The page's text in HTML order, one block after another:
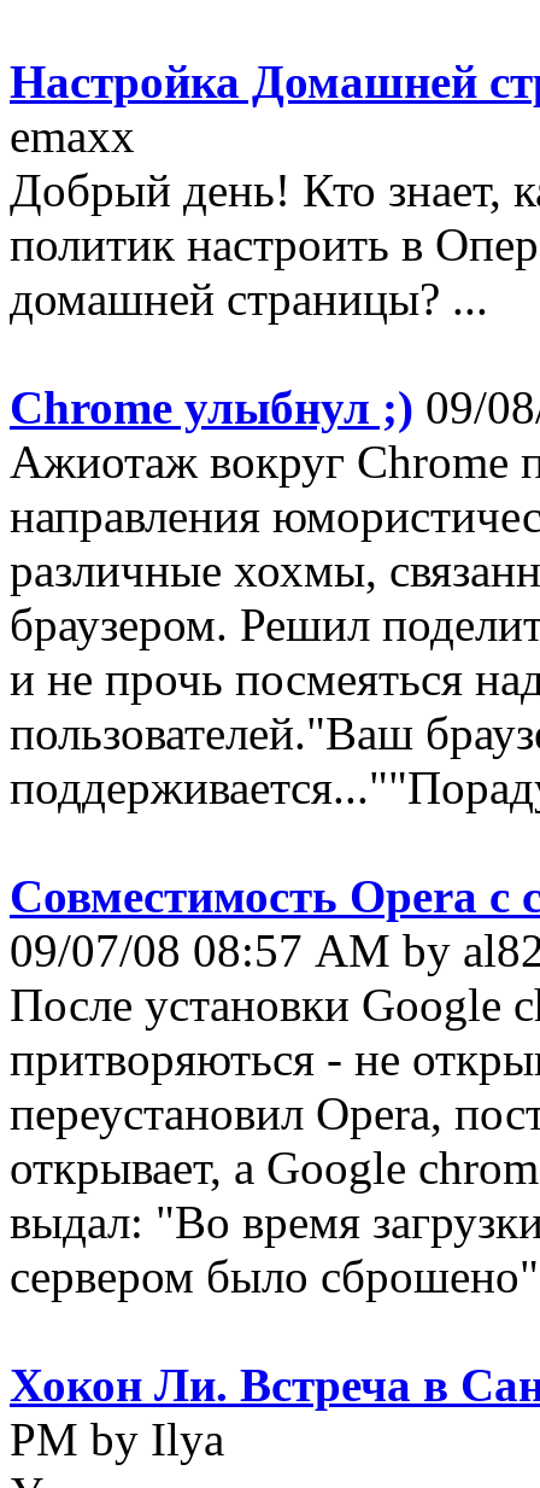
Настройка Домашней
emaxx
Добрый день! Кто знает,
политик настроить в
домашней страницы? ...
Chrome улыбнул ;) 09/
Ажиотаж вокруг Chrome
направления
различные хохмы,
браузером. Решил
и не прочь посмеяться
пользователей."Ваш
Совместимость Opera с
09/07/08 08:57 AM by
После установки Google
притворяються - не
переустановил Opera,
открывает, а Google
выдал: "Во время
сервером было
Хокон Ли. Встреча в
PM by Ilya